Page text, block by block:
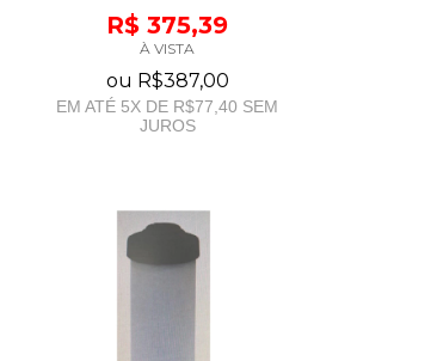
R$ 375,39
À VISTA
ou R$387,00
EM ATÉ 5X DE R$77,40 SEM
JUROS